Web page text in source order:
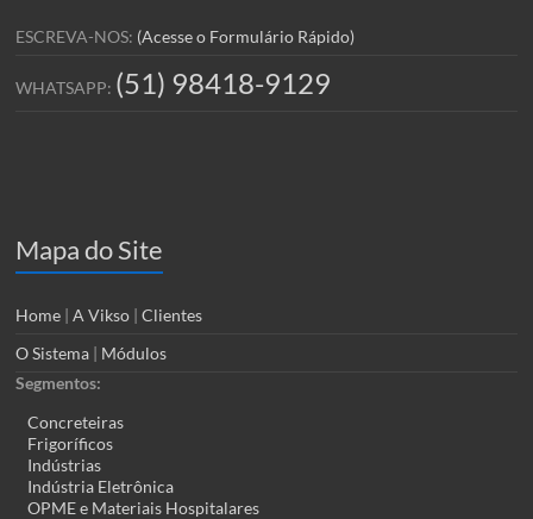
ESCREVA-NOS: (Acesse o Formulário Rápido)
WHATSAPP: (51) 98418-9129
Mapa do Site
Home |A Vikso |Clientes
O Sistema | Módulos
Segmentos:
Concreteiras
Frigoríficos
Indústrias
Indústria Eletrônica
OPME e Materiais Hospitalares